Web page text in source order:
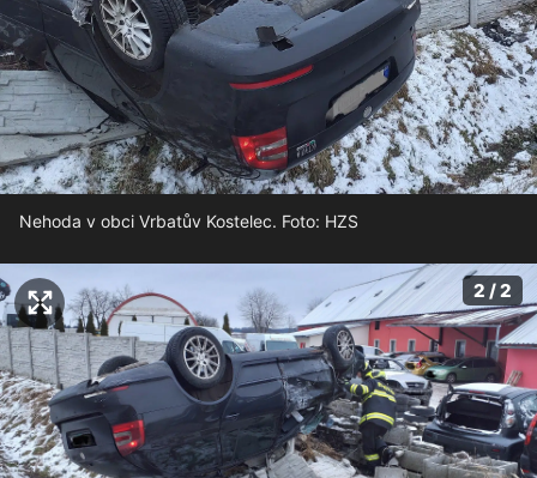
Nehoda v obci Vrbatův Kostelec. Foto: HZS
2 / 2